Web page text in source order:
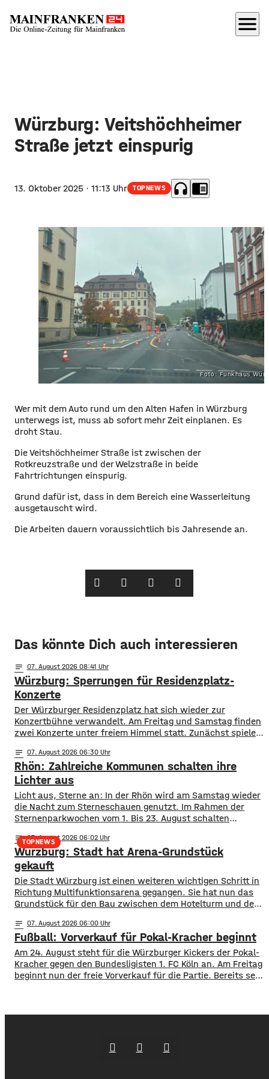
menu
Würzburg: Veitshöchheimer
Straße jetzt einspurig
13. Oktober 2025 · 11:13 Uhr TOPNEWS headphones chrome_reader_mode
Foto: Funkhaus
Wer mit dem Auto rund um den Alten Hafen in Würzburg
unterwegs ist, muss ab sofort mehr Zeit einplanen. Es
droht Stau.
Die Veitshöchheimer Straße ist zwischen der
Rotkreuzstraße und der Welzstraße in beide
Fahrtrichtungen einspurig.
Grund dafür ist, dass in dem Bereich eine Wasserleitung
ausgetauscht wird.
Die Arbeiten dauern voraussichtlich bis Jahresende an.
Das könnte Dich auch interessieren
notes 07. August 2026 08:41
Würzburg: Sperrungen für Residenzplatz-
Konzerte
Der Würzburger Residenzplatz hat sich wieder zur
Konzertbühne verwandelt. Am Freitag und Samstag finden
zwei Konzerte unter freiem Himmel statt. Zunächst spielen
Samstag ist dann das Konzert des Duos Fast Boy. Das
Konzert von Roy Bianco und den Abbrunzati Boys ist
ausverkauft, rund 16.000 Menschen werden
notes 07. August 2026 06:30
Rhön: Zahlreiche Kommunen schalten ihre
Lichter aus
Licht aus, Sterne an: In der Rhön wird am Samstag wieder
die Nacht zum Sterneschauen genutzt. Im Rahmen der
Sternenparkwochen vom 1. Bis 23. August schalten
Grabfeld und Bad Kissingen ihre öffentliche Beleuchtung
teilweise oder komplett ab. Mit dabei sind unter anderem
Bad Neustadt, Hammelburg, Fladungen, Oberelsbach und
Wildflecken. Ziel ist
TOPNEWS
notes 07. August 2026 06:02
Würzburg: Stadt hat Arena-Grundstück
gekauft
Die Stadt Würzburg ist einen weiteren wichtigen Schritt in
Richtung Multifunktionsarena gegangen. Sie hat nun das
Grundstück für den Bau zwischen dem Hotelturm und den
bei Instagram mitgeteilt hat, ist der Vertrag
unterschrieben. In Anlehnung an den berühmten Satz nach
der ersten Mondlandung sagt Heilig, es sei für ihn
notes 07. August 2026 06:00
Fußball: Vorverkauf für Pokal-Kracher beginnt
Am 24. August steht für die Würzburger Kickers der Pokal-
Kracher gegen den Bundesligisten 1. FC Köln an. Am Freitag
beginnt nun der freie Vorverkauf für die Partie. Bereits seit